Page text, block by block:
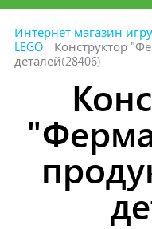
Интернет магазин
LEGO
Конструктор
деталей(28406)